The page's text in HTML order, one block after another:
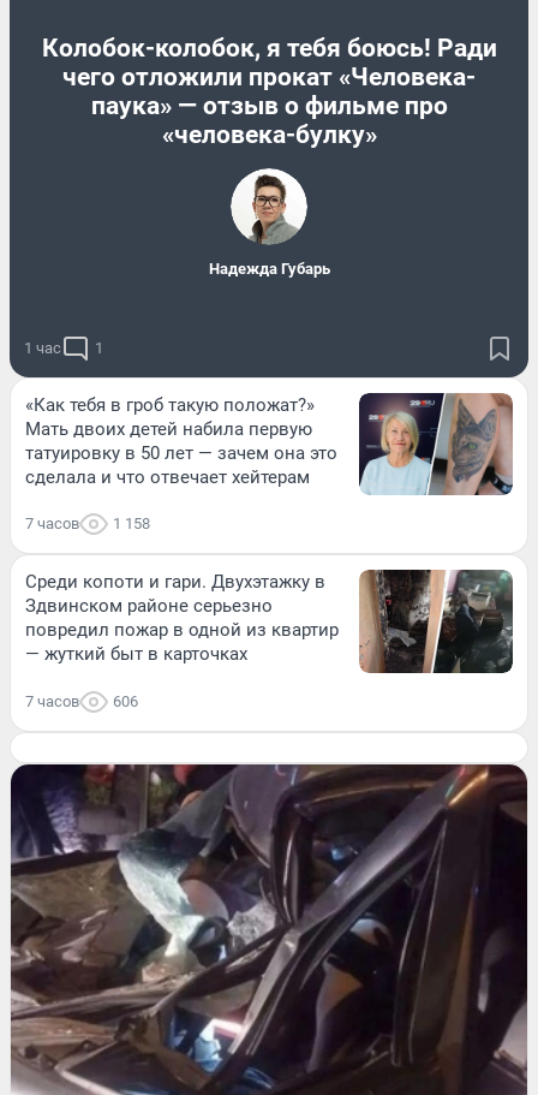
Колобок-колобок, я тебя боюсь! Ради
чего отложили прокат «Человека-
паука» — отзыв о фильме про
«человека-булку»
Надежда Губарь
1 час 1
«Как тебя в гроб такую положат?»
Мать двоих детей набила первую
татуировку в 50 лет — зачем она это
сделала и что отвечает хейтерам
7 часов 1 158
Среди копоти и гари. Двухэтажку в
Здвинском районе серьезно
повредил пожар в одной из квартир
— жуткий быт в карточках
7 часов 606